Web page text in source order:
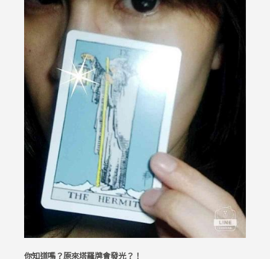
你知道嗎？原來塔羅牌會發光？！